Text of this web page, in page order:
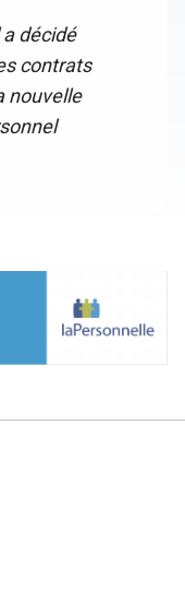
décidé
contrats
nouvelle